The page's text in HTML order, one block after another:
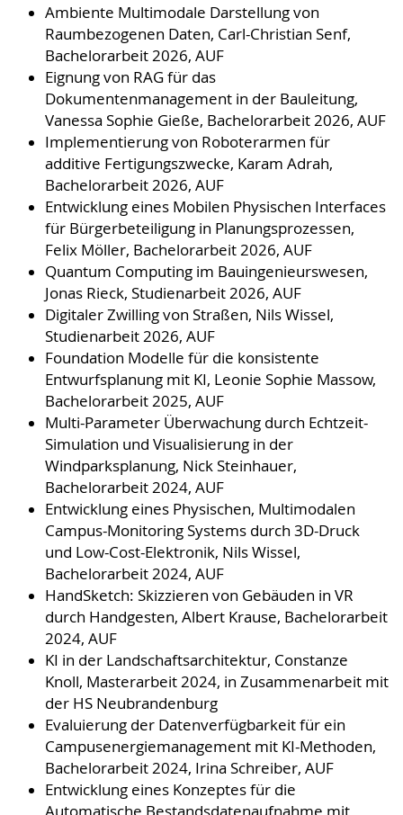
Ambiente Multimodale Darstellung von
Raumbezogenen Daten, Carl-Christian Senf,
Bachelorarbeit 2026, AUF
Eignung von RAG für das
Dokumentenmanagement in der Bauleitung,
Vanessa Sophie Gieße, Bachelorarbeit 2026, AUF
Implementierung von Roboterarmen für
additive Fertigungszwecke, Karam Adrah,
Bachelorarbeit 2026, AUF
Entwicklung eines Mobilen Physischen Interfaces
für Bürgerbeteiligung in Planungsprozessen,
Felix Möller, Bachelorarbeit 2026, AUF
Quantum Computing im Bauingenieurswesen,
Jonas Rieck, Studienarbeit 2026, AUF
Digitaler Zwilling von Straßen, Nils Wissel,
Studienarbeit 2026, AUF
Foundation Modelle für die konsistente
Entwurfsplanung mit KI, Leonie Sophie Massow,
Bachelorarbeit 2025, AUF
Multi-Parameter Überwachung durch Echtzeit-
Simulation und Visualisierung in der
Windparksplanung, Nick Steinhauer,
Bachelorarbeit 2024, AUF
Entwicklung eines Physischen, Multimodalen
Campus-Monitoring Systems durch 3D-Druck
und Low-Cost-Elektronik, Nils Wissel,
Bachelorarbeit 2024, AUF
HandSketch: Skizzieren von Gebäuden in VR
durch Handgesten, Albert Krause, Bachelorarbeit
2024, AUF
KI in der Landschaftsarchitektur, Constanze
Knoll, Masterarbeit 2024, in Zusammenarbeit mit
der HS Neubrandenburg
Evaluierung der Datenverfügbarkeit für ein
Campusenergiemanagement mit KI-Methoden,
Bachelorarbeit 2024, Irina Schreiber, AUF
Entwicklung eines Konzeptes für die
Automatische Bestandsdatenaufnahme mit